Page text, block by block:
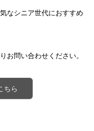
なシニア世代におすすめ
お問い合わせください。
ちら